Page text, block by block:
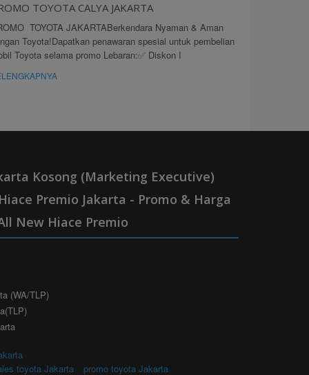
TOYOTA CALYA JAKARTA
TOYOTA JAKARTABerkendara Nyaman & Aman
Toyota!Dapatkan penawaran spesial untuk pembelian
Toyota selama promo Lebaran:✅ Diskon I
Kosong (Marketing Executive)
Premio Jakarta - Promo & Harga
New Hiace Premio
(WA/TLP)
|
toyota Jakarta promo toyota Jakarta